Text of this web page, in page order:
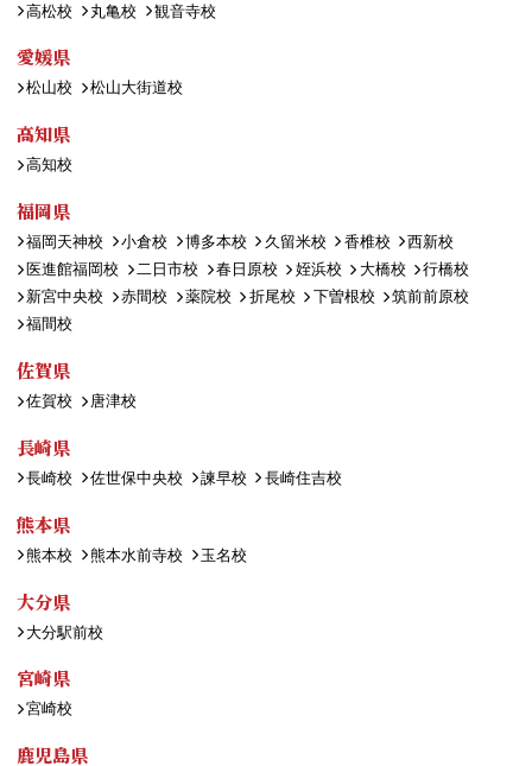
高松校 丸亀校 観音寺校
愛媛県
松山校 松山大街道校
高知県
高知校
福岡県
福岡天神校 小倉校 博多本校 久留米校 香椎校
西新校
医進館福岡校
二日市校 春日原校 姪浜校 大橋校
行橋校
新宮中央校
赤間校 薬院校 折尾校 下曽根校
筑前前原校
福間校
佐賀県
佐賀校 唐津校
長崎県
長崎校 佐世保中央校 諫早校 長崎住吉校
熊本県
熊本校 熊本水前寺校 玉名校
大分県
大分駅前校
宮崎県
宮崎校
鹿児島県